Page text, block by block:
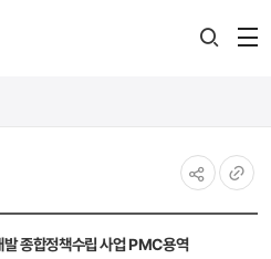
종합정책수립 사업 PMC용역